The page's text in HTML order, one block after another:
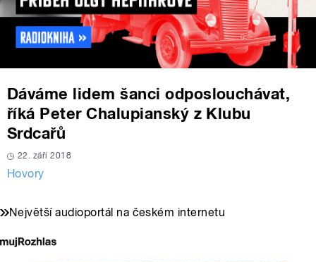
Dáváme lidem šanci odposlouchávat,
říká Peter Chalupianský z Klubu
Srdcařů
22. září 2018
Hovory
Největší audioportál na českém internetu